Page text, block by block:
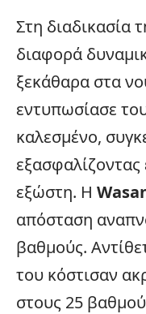
Στη διαδικασία
διαφορά
ξεκάθαρα στα
εντυπωσίασε
καλεσμένο,
εξώστη. Η
απόσταση
βαθμούς.
του κόστισαν
στους 25